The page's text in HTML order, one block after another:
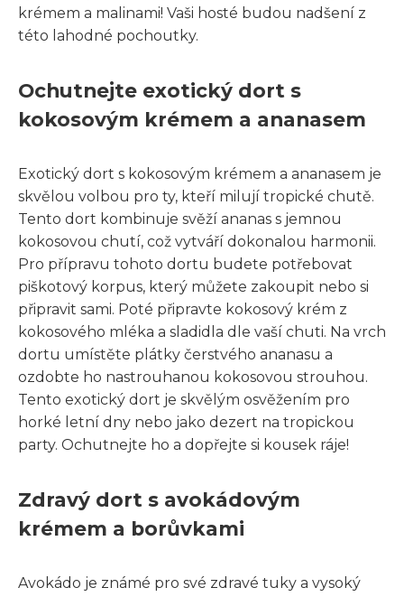
krémem a malinami! Vaši hosté budou nadšení z
této lahodné pochoutky.
Ochutnejte exotický dort s
kokosovým krémem a ananasem
Exotický dort s kokosovým krémem a ananasem je
skvělou volbou pro ty, kteří milují tropické chutě.
Tento dort kombinuje svěží ananas s jemnou
kokosovou chutí, což vytváří dokonalou harmonii.
Pro přípravu tohoto dortu budete potřebovat
piškotový korpus, který můžete zakoupit nebo si
připravit sami. Poté připravte kokosový krém z
kokosového mléka a sladidla dle vaší chuti. Na vrch
dortu umístěte plátky čerstvého ananasu a
ozdobte ho nastrouhanou kokosovou strouhou.
Tento exotický dort je skvělým osvěžením pro
horké letní dny nebo jako dezert na tropickou
party. Ochutnejte ho a dopřejte si kousek ráje!
Zdravý dort s avokádovým
krémem a borůvkami
Avokádo je známé pro své zdravé tuky a vysoký